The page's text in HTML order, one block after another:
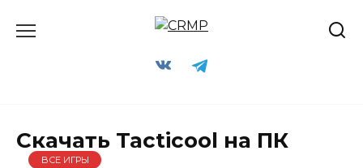
Скачать Tacticool на ПК
ВСЕ ИГРЫ